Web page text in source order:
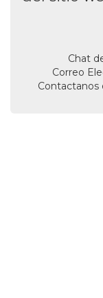
Chat
Correo
Contactanos